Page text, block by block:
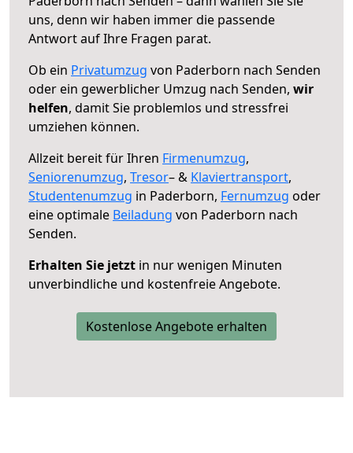
uns, denn wir haben immer die passende
Antwort auf Ihre Fragen parat.
Ob ein Privatumzug von Paderborn nach Senden
oder ein gewerblicher Umzug nach Senden, wir
helfen, damit Sie problemlos und stressfrei
umziehen können.
Allzeit bereit für Ihren Firmenumzug,
Seniorenumzug, Tresor– & Klaviertransport,
Studentenumzug in Paderborn, Fernumzug oder
eine optimale Beiladung von Paderborn nach
Senden.
Erhalten Sie jetzt in nur wenigen Minuten
unverbindliche und kostenfreie Angebote.
Kostenlose Angebote erhalten